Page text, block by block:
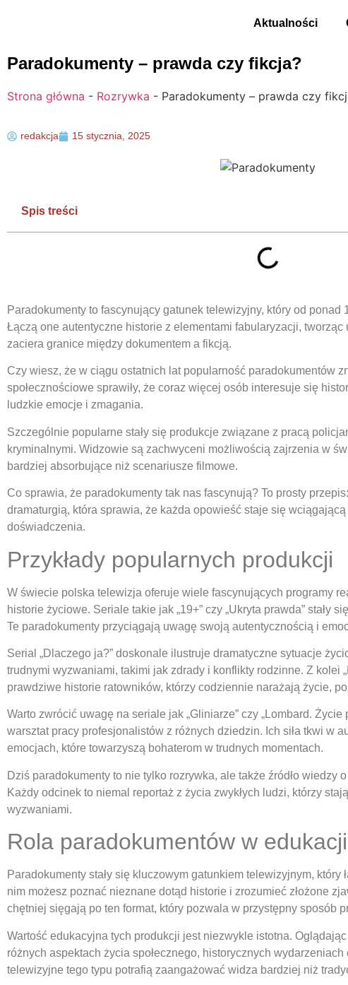
Aktualności
Paradokumenty – prawda czy fikcja?
Strona główna - Rozrywka - Paradokumenty – prawda czy
redakcja 15 stycznia, 2025
Spis treści
Paradokumenty to fascynujący gatunek telewizyjny, który od ponad
Łączą one autentyczne historie z elementami fabularyzacji, tworząc
zaciera granice między dokumentem a fikcją.
Czy wiesz, że w ciągu ostatnich lat popularność paradokumentów
społecznościowe sprawiły, że coraz więcej osób interesuje się
ludzkie emocje i zmagania.
Szczególnie popularne stały się produkcje związane z pracą
kryminalnymi. Widzowie są zachwyceni możliwością zajrzenia w
bardziej absorbujące niż scenariusze filmowe.
Co sprawia, że paradokumenty tak nas fascynują? To prosty
dramaturgią, która sprawia, że każda opowieść staje się
doświadczenia.
Przykłady popularnych produkcji
W świecie polska telewizja oferuje wiele fascynujących programy
historie życiowe. Seriale takie jak „19+” czy „Ukryta prawda” stały
Te paradokumenty przyciągają uwagę swoją autentycznością i
Serial „Dlaczego ja?” doskonale ilustruje dramatyczne sytuacje
trudnymi wyzwaniami, takimi jak zdrady i konflikty rodzinne. Z kolei
prawdziwe historie ratowników, którzy codziennie narażają życie,
Warto zwrócić uwagę na seriale jak „Gliniarze” czy „Lombard. Życie
warsztat pracy profesjonalistów z różnych dziedzin. Ich siła tkwi w
emocjach, które towarzyszą bohaterom w trudnych momentach.
Dziś paradokumenty to nie tylko rozrywka, ale także źródło wiedzy
Każdy odcinek to niemal reportaż z życia zwykłych ludzi, którzy
wyzwaniami.
Rola paradokumentów w
Paradokumenty stały się kluczowym gatunkiem telewizyjnym, który
nim możesz poznać nieznane dotąd historie i zrozumieć złożone
chętniej sięgają po ten format, który pozwala w przystępny sposób
Wartość edukacyjna tych produkcji jest niezwykle istotna.
różnych aspektach życia społecznego, historycznych
telewizyjne tego typu potrafią zaangażować widza bardziej niż